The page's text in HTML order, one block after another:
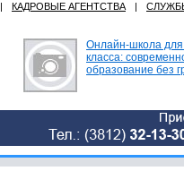
| КАДРОВЫЕ АГЕНТСТВА |
Онлайн-школа
класса:
образование без